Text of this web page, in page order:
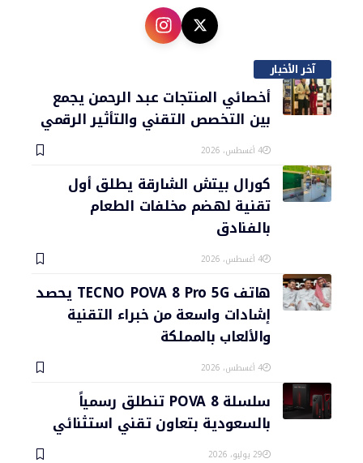
آخر الأخبار
أخصائي المنتجات عبد الرحمن يجمع
بين التخصص التقني والتأثير الرقمي
4 أغسطس، 2026
كورال بيتش الشارقة يطلق أول
تقنية لهضم مخلفات الطعام
بالفنادق
4 أغسطس، 2026
هاتف TECNO POVA 8 Pro 5G يحصد
إشادات واسعة من خبراء التقنية
والألعاب بالمملكة
4 أغسطس، 2026
سلسلة POVA 8 تنطلق رسمياً
بالسعودية بتعاون تقني استثنائي
29 يوليو، 2026